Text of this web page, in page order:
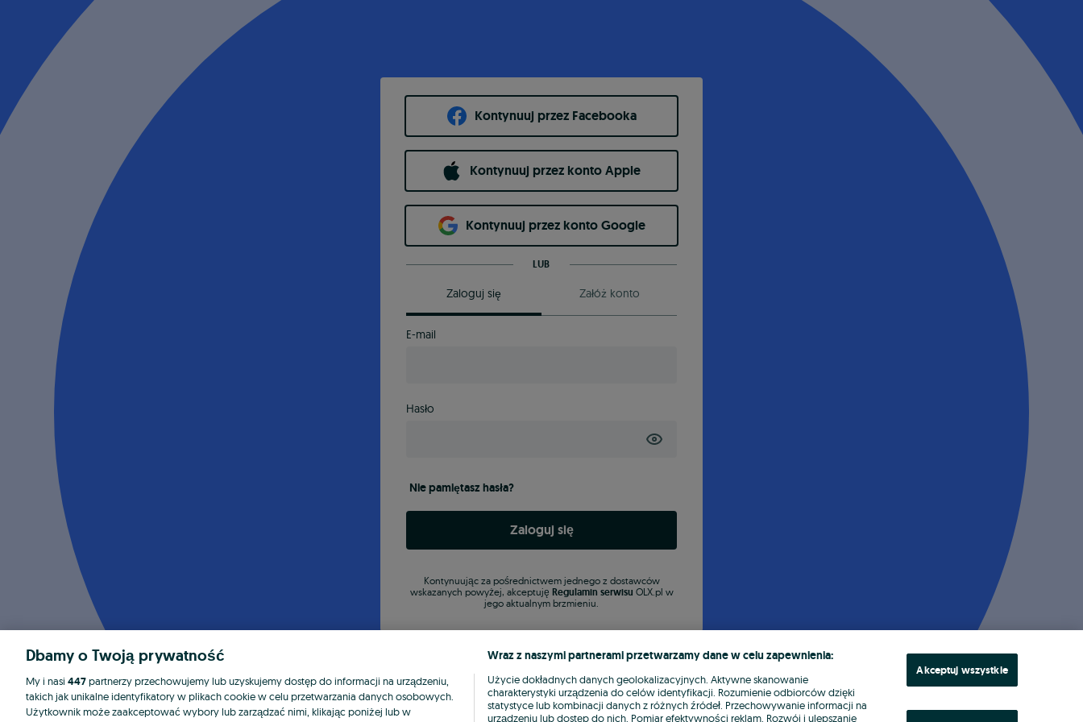
Kontynuuj przez Facebooka
Kontynuuj przez konto Apple
Kontynuuj przez konto Google
LUB
Zaloguj się Załóż konto
E-mail
Hasło
Nie pamiętasz hasła?
Zaloguj się
Kontynuując za pośrednictwem jednego z dostawców
wskazanych powyżej, akceptuję Regulamin serwisu OLX.pl w
jego aktualnym brzmieniu.
Dbamy o Twoją prywatność
My i nasi 447partnerzy przechowujemy lub uzyskujemy dostęp do informacji na urządzeniu,
takich jak unikalne identyfikatory w plikach cookie w celu przetwarzania danych osobowych.
Użytkownik może zaakceptować wybory lub zarządzać nimi, klikając poniżej lub w
Wraz z naszymi partnerami przetwarzamy dane w celu zapewnienia:
Użycie dokładnych danych geolokalizacyjnych. Aktywne skanowanie
charakterystyki urządzenia do celów identyfikacji. Rozumienie odbiorców dzięki
statystyce lub kombinacji danych z różnych źródeł. Przechowywanie informacji na
urządzeniu lub dostęp do nich. Pomiar efektywności reklam. Rozwój i ulepszanie
Akceptuj wszystkie